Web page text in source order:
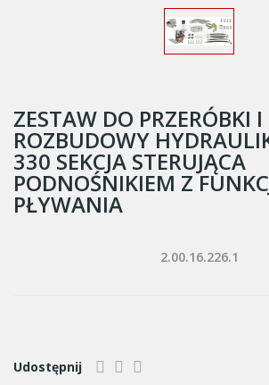
ZESTAW DO PRZERÓBKI I
ROZBUDOWY
330 SEKCJA STERUJĄCA
PODNOŚNIKIEM Z
PŁYWANIA
2.00.16.226.1
Udostępnij